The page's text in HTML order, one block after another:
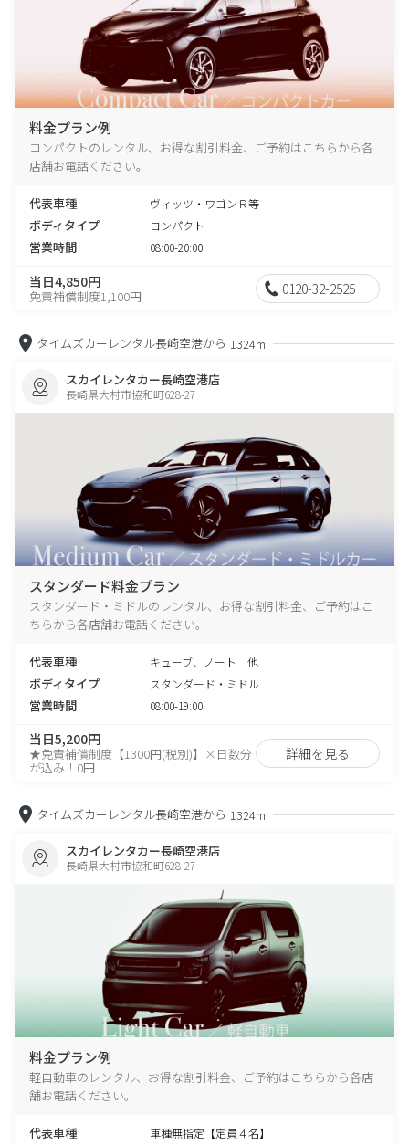
料金プラン例
コンパクトのレンタル、お得な割引料金、ご予約はこちらから各
店舗お電話ください。
代表車種 ヴィッツ・ワゴンＲ等
ボディタイプ コンパクト
営業時間 08:00-20:00
当日4,850円
免責補償制度1,100円 0120-32-2525
タイムズカーレンタル長崎空港から 1324m
スカイレンタカー長崎空港店
長崎県大村市協和町628-27
スタンダード料金プラン
スタンダード・ミドルのレンタル、お得な割引料金、ご予約はこ
ちらから各店舗お電話ください。
代表車種 キューブ、ノート 他
ボディタイプ スタンダード・ミドル
営業時間 08:00-19:00
当日5,200円
★免責補償制度【1300円(税別)】×日数分
が込み！0円
詳細を見る
タイムズカーレンタル長崎空港から 1324m
スカイレンタカー長崎空港店
長崎県大村市協和町628-27
料金プラン例
軽自動車のレンタル、お得な割引料金、ご予約はこちらから各店
舗お電話ください。
代表車種 車種無指定【定員４名】